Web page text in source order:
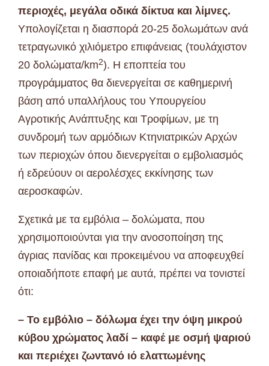
περιοχές, μεγάλα οδικά δίκτυα και λίμνες.
Υπολογίζεται η διασπορά 20-25 δολωμάτων ανά
τετραγωνικό χιλιόμετρο επιφάνειας (τουλάχιστον
20 δολώματα/km2). Η εποπτεία του
προγράμματος θα διενεργείται σε καθημερινή
βάση από υπαλλήλους του Υπουργείου
Αγροτικής Ανάπτυξης και Τροφίμων, με τη
συνδρομή των αρμόδιων Κτηνιατρικών Αρχών
των περιοχών όπου διενεργείται ο εμβολιασμός
ή εδρεύουν οι αερολέσχες εκκίνησης των
αεροσκαφών.
Σχετικά με τα εμβόλια – δολώματα, που
χρησιμοποιούνται για την ανοσοποίηση της
άγριας πανίδας και προκειμένου να αποφευχθεί
οποιαδήποτε επαφή με αυτά, πρέπει να τονιστεί
ότι:
– Το εμβόλιο – δόλωμα έχει την όψη μικρού
κύβου χρώματος λαδί – καφέ με οσμή ψαριού
και περιέχει ζωντανό ιό ελαττωμένης